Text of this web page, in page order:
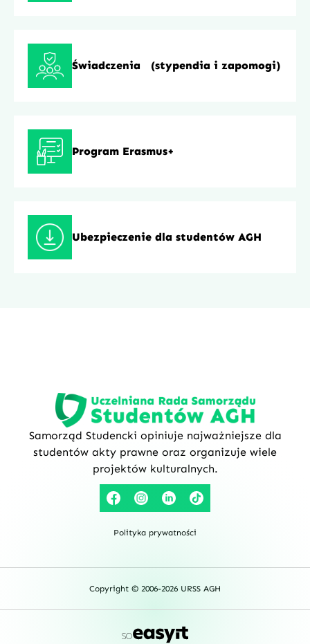
Świadczenia (stypendia i zapomogi)
Program Erasmus+
Ubezpieczenie dla studentów AGH
Samorząd Studencki opiniuje najważniejsze dla
studentów akty prawne oraz organizuje wiele
projektów kulturalnych.
Polityka prywatności
Copyright © 2006-2026 URSS AGH